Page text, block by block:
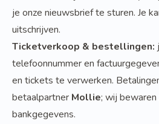
je onze nieuwsbrief te sturen. Je
uitschrijven.
Ticketverkoop & bestellingen:
telefoonnummer en
en tickets te verwerken.
betaalpartner Mollie; wij
bankgegevens.